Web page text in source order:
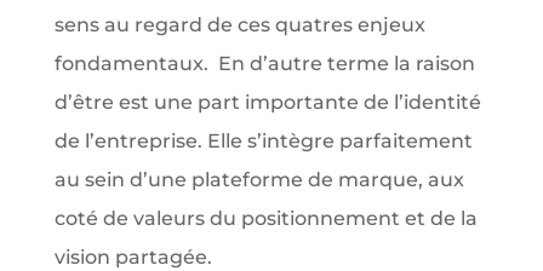
sens au regard de ces quatres enjeux
fondamentaux. En d’autre terme la raison
d’être est une part importante de l’identité
de l’entreprise. Elle s’intègre parfaitement
au sein d’une plateforme de marque, aux
coté de valeurs du positionnement et de la
vision partagée.